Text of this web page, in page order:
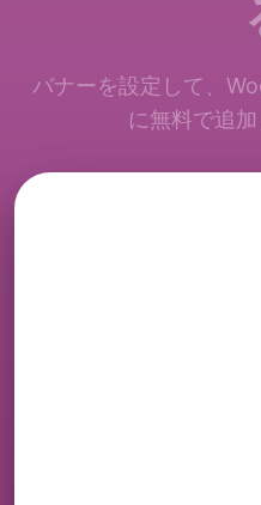
バナーを設定して、
に無料で追加